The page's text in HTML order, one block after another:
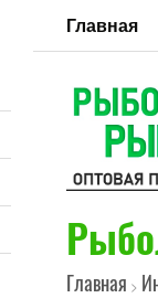
Главная
Главная >